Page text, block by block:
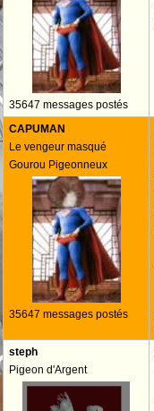
35647 messages postés
CAPUMAN
Le vengeur masqué
Gourou Pigeonneux
35647 messages postés
steph
Pigeon d'Argent